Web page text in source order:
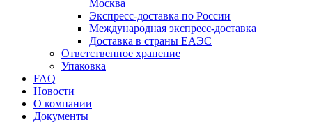
Москва
Экспресс-доставка по России
Международная экспресс-доставка
Доставка в страны ЕАЭС
Ответственное хранение
Упаковка
FAQ
Новости
О компании
Документы